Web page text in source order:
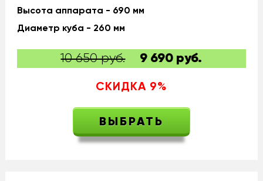
Высота аппарата - 690 мм
Диаметр куба - 260 мм
10 650 руб. 9 690 руб.
СКИДКА 9%
ВЫБРАТЬ